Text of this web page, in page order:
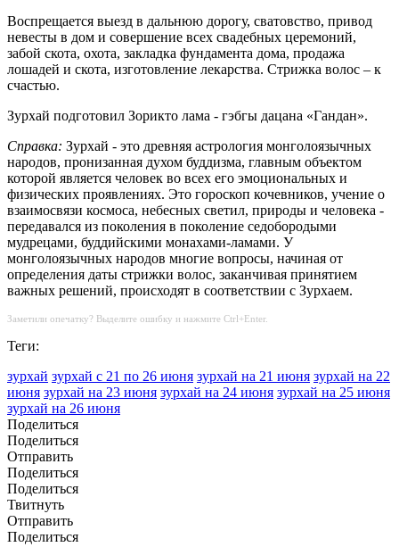
Воспрещается выезд в дальнюю дорогу, сва­товство, привод
невесты в дом и совершение всех свадебных церемоний,
забой скота, охота, закладка фундамента дома, продажа
лошадей и скота, изготовление лекарства. Стрижка во­лос – к
счастью.
Зурхай подготовил Зорикто лама - гэбгы дацана «Гандан».
Справка: Зурхай - это древняя астрология монголоязычных
народов, пронизанная духом буддизма, главным объектом
которой является человек во всех его эмоциональных и
физических проявлениях. Это гороскоп кочевников, учение о
взаимосвязи космоса, небесных светил, природы и человека -
передавался из поколения в поколение седобородыми
мудрецами, буддийскими монахами-ламами. У
монголоязычных народов многие вопросы, начиная от
определения даты стрижки волос, заканчивая принятием
важных решений, происходят в соответствии с Зурхаем.
Заметили опечатку? Выделите ошибку и нажмите Ctrl+Enter.
Теги:
зурхай зурхай с 21 по 26 июня зурхай на 21 июня зурхай на 22
июня зурхай на 23 июня зурхай на 24 июня зурхай на 25 июня
зурхай на 26 июня
Поделиться
Поделиться
Отправить
Поделиться
Поделиться
Твитнуть
Отправить
Поделиться